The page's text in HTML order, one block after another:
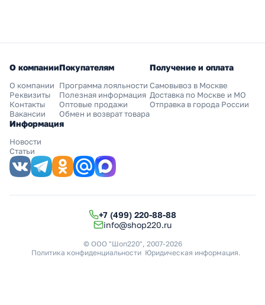
О компании
О компании
Реквизиты
Контакты
Вакансии
Покупателям
Программа лояльности
Полезная информация
Оптовые продажи
Обмен и возврат товара
Получение и оплата
Самовывоз в Москве
Доставка по Москве и МО
Отправка в города России
Информация
Новости
Статьи
+7 (499) 220-88-88
info@shop220.ru
© ООО "Шоп220", 2007-2026
Политика конфиденциальности Юридическая информация.